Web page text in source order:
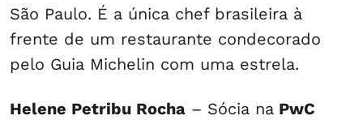
São Paulo. É a única chef brasileira à
frente de um restaurante condecorado
pelo Guia Michelin com uma estrela.
Helene Petribu Rocha – Sócia na PwC